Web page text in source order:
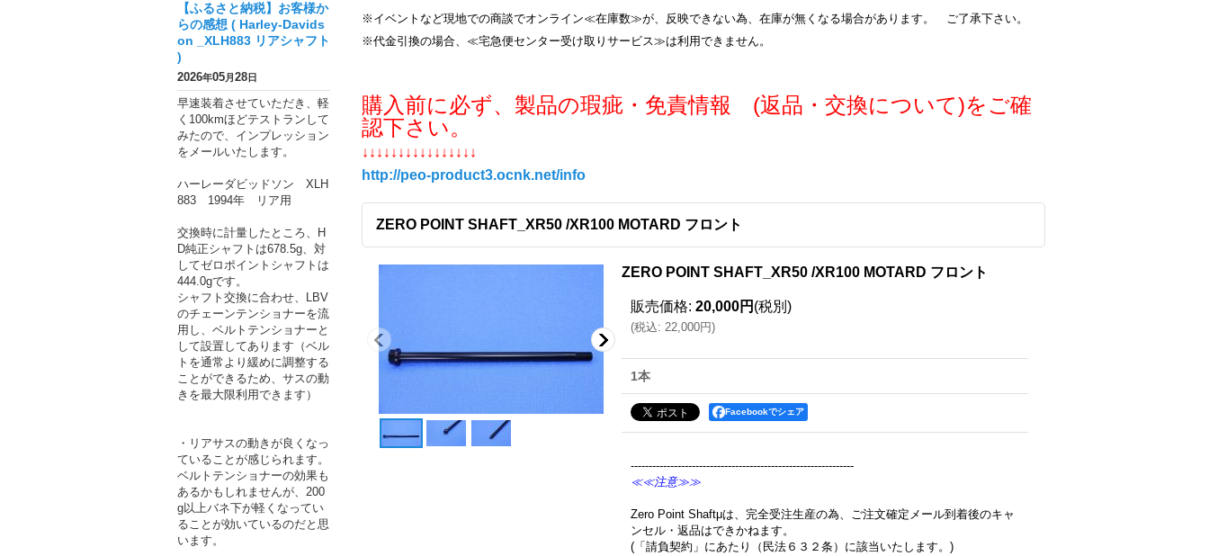
【ふるさと納税】お客様か
らの感想 ( Harley-Davids
on _XLH883 リアシャフト
)
2026年05月28日
早速装着させていただき、軽
く100kmほどテストランして
みたので、インプレッション
をメールいたします。
ハーレーダビッドソン XLH
883 1994年 リア用
交換時に計量したところ、H
D純正シャフトは678.5g、対
してゼロポイントシャフトは
444.0gです。
シャフト交換に合わせ、LBV
のチェーンテンショナーを流
用し、ベルトテンショナーと
して設置してあります（ベル
トを通常より緩めに調整する
ことができるため、サスの動
きを最大限利用できます）
・リアサスの動きが良くなっ
ていることが感じられます。
ベルトテンショナーの効果も
あるかもしれませんが、200
g以上バネ下が軽くなってい
ることが効いているのだと思
います。
※イベントなど現地での商談でオンライン≪在庫数≫が、反映できない為、在庫が無くなる場合があります。 ご了承下さい。
※代金引換の場合、≪宅急便センター受け取りサービス≫は利用できません。
購入前に必ず、製品の瑕疵・免責情報 (返品・交換について)をご確
認下さい。
↓↓↓↓↓↓↓↓↓↓↓↓↓↓↓↓
http://peo-product3.ocnk.net/info
ZERO POINT SHAFT_XR50 /XR100 MOTARD フロント
ZERO POINT SHAFT_XR50 /XR100 MOTARD フロント
販売価格: 20,000円 (税別)
(税込: 22,000円)
1本
Facebookでシェア
--------------------------------------------------------------
≪≪注意≫≫
Zero Point Shaftμは、完全受注生産の為、ご注文確定メール到着後のキャ
ンセル・返品はできかねます。
(「請負契約」にあたり（民法６３２条）に該当いたします。)